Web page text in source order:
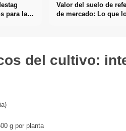
para las
Valor del suelo de
de mercado: Lo que
del cultivo:
g por planta